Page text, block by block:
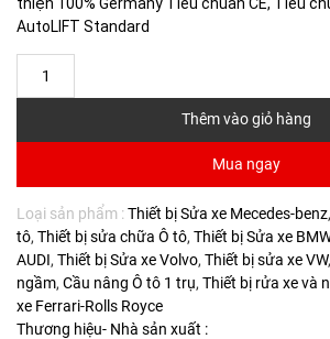
thiện 100% Germany Tiêu chuẩn CE, Tiêu
AutoLIFT Standard
Thêm vào giỏ hàng
Mua ngay
Loại sản phẩm : Thiết bị Sửa xe Mecedes-benz
tô Thiết bị sửa chữa Ô tô Thiết bị Sửa xe BMW
AUDI Thiết bị Sửa xe Volvo Thiết bị sửa xe VW
ngầm Cầu nâng Ô tô 1 trụ Thiết bị rửa xe và
xe Ferrari-Rolls Royce
Thương hiệu- Nhà sản xuất :